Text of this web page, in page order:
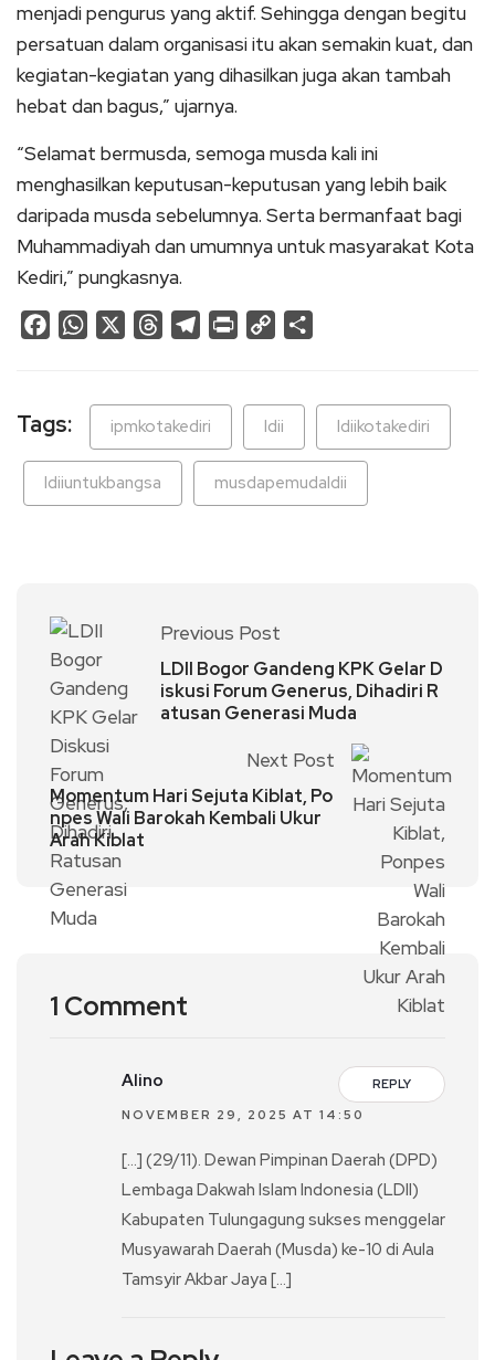
menjadi pengurus yang aktif. Sehingga dengan begitu
persatuan dalam organisasi itu akan semakin kuat, dan
kegiatan-kegiatan yang dihasilkan juga akan tambah
hebat dan bagus,” ujarnya.
“Selamat bermusda, semoga musda kali ini
menghasilkan keputusan-keputusan yang lebih baik
daripada musda sebelumnya. Serta bermanfaat bagi
Muhammadiyah dan umumnya untuk masyarakat Kota
Kediri,” pungkasnya.
FacebookWhatsApp ThreadsTelegram
Print
Copy
Tags: ipmkotakediri ldii ldiikotakediri
ldiiuntukbangsa musdapemudaldii
Previous Post
LDII Bogor Gandeng KPK Gelar D
iskusi Forum Generus, Dihadiri R
atusan Generasi Muda
Next Post
Momentum Hari Sejuta Kiblat, Po
npes Wali Barokah Kembali Ukur
Arah Kiblat
1 Comment
REPLY
Alino
NOVEMBER 29, 2025 AT 14:50
[…] (29/11). Dewan Pimpinan Daerah (DPD)
Lembaga Dakwah Islam Indonesia (LDII)
Kabupaten Tulungagung sukses menggelar
Musyawarah Daerah (Musda) ke-10 di Aula
Tamsyir Akbar Jaya […]